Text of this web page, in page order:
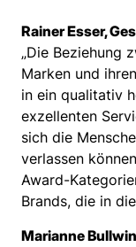
Rainer Esser,
„Die Beziehung
Marken und
in ein qualitativ
exzellenten
sich die
verlassen
Award-
Brands, die in
Marianne